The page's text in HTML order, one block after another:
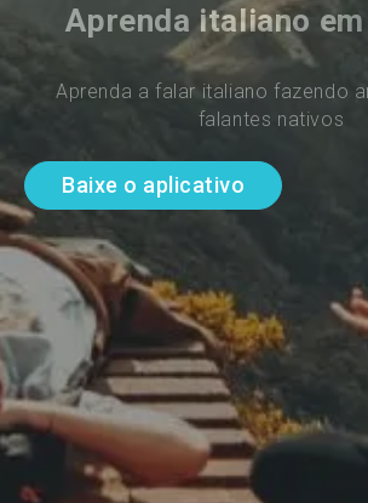
Aprenda italiano
Aprenda a falar italiano fazendo
falantes nativos
Baixe o aplicativo